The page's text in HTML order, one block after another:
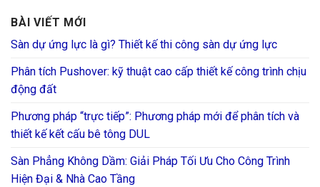
BÀI VIẾT MỚI
Sàn dự ứng lực là gì? Thiết kế thi công sàn dự ứng lực
Phân tích Pushover: kỹ thuật cao cấp thiết kế công trình chịu
động đất
Phương pháp “trực tiếp”: Phương pháp mới để phân tích và
thiết kế kết cấu bê tông DUL
Sàn Phẳng Không Dầm: Giải Pháp Tối Ưu Cho Công Trình
Hiện Đại & Nhà Cao Tầng